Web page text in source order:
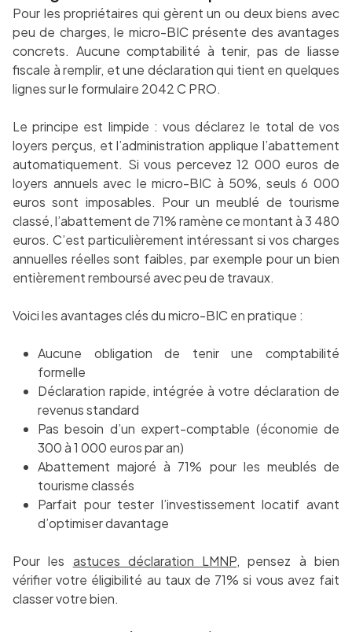
Pour les propriétaires qui gèrent un ou deux biens avec
peu de charges, le micro-BIC présente des avantages
concrets. Aucune comptabilité à tenir, pas de liasse
fiscale à remplir, et une déclaration qui tient en quelques
lignes sur le formulaire 2042 C PRO.
Le principe est limpide : vous déclarez le total de vos
loyers perçus, et l’administration applique l’abattement
automatiquement. Si vous percevez 12 000 euros de
loyers annuels avec le micro-BIC à 50%, seuls 6 000
euros sont imposables. Pour un meublé de tourisme
classé, l’abattement de 71% ramène ce montant à 3 480
euros. C’est particulièrement intéressant si vos charges
annuelles réelles sont faibles, par exemple pour un bien
entièrement remboursé avec peu de travaux.
Voici les avantages clés du micro-BIC en pratique :
Aucune obligation de tenir une comptabilité
formelle
Déclaration rapide, intégrée à votre déclaration de
revenus standard
Pas besoin d’un expert-comptable (économie de
300 à 1 000 euros par an)
Abattement majoré à 71% pour les meublés de
tourisme classés
Parfait pour tester l’investissement locatif avant
d’optimiser davantage
Pour les astuces déclaration LMNP, pensez à bien
vérifier votre éligibilité au taux de 71% si vous avez fait
classer votre bien.